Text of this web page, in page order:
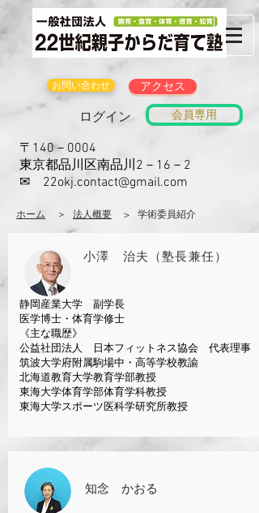
お問い合わせ アクセス
ログイン 会員専用
〒140－0004
東京都品川区南品川2－16－2
​✉ 22okj.contact@gmail.com
ホーム ​＞ 法人概要 ​＞ 学術委員紹介
​小澤 治夫（塾長兼任）
​静岡産業大学 副学長
医学博士・体育学修士
《主な職歴》
公益社団法人 ​ 日本フィットネス協会 代表理事
筑波大学府附属駒場中・高等学校教諭
北海道教育大学教育学部教授
東海大学体育学部体育学科教授
​東海大学スポーツ医科学研究所教授
知念 かおる